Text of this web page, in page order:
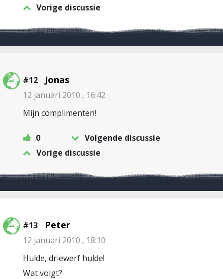
Vorige discussie
#12 Jonas
12 januari 2010 , 16:42
Mijn complimenten!
0
Volgende discussie
Vorige discussie
#13 Peter
12 januari 2010 , 18:10
Hulde, driewerf hulde!
Wat volgt?